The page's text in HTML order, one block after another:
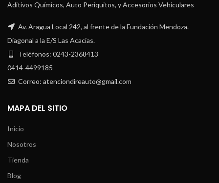
Aditivos Químicos, Auto Periquitos, y Accesorios Vehiculares
Av. Aragua Local 242, al frente de la Fundación Mendoza.
Diagonal a la E/S Las Acacias.
Teléfonos: 0243-2368413
0414-4499185
Correo: atenciondireauto@gmail.com
MAPA DEL SITIO
Inicio
Nosotros
Tienda
Blog